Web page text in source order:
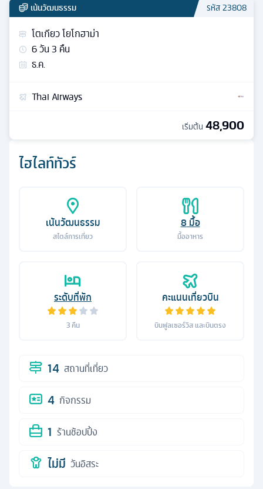
ไฮไลท์ทัวร์
เน้นวัฒนธรรม
สไตล์การเที่ยว
8มื้อ
มื้ออาหาร
ระดับที่พัก
3คืน
คะแนนเที่ยวบิน
บินฟูลเซอร์วิส และบินตรง
14 สถานที่เที่ยว
4 กิจกรรม
1 ร้านช้อปปิ้ง
ไม่มี วันอิสระ
เน้นวัฒนธรรม รหัส23808
โตเกียว โยโกฮาม่า
6วัน3 คืน
ธ.ค.
Thai Airways
เริ่มต้น 48,900